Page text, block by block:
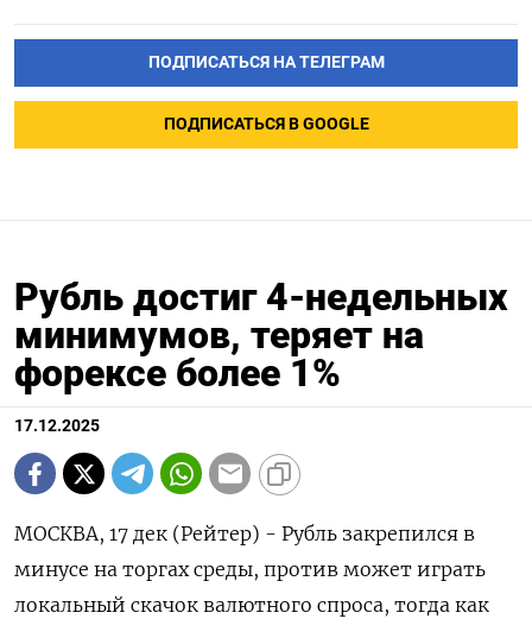
ПОДПИСАТЬСЯ НА ТЕЛЕГРАМ
ПОДПИСАТЬСЯ В GOOGLE
Рубль достиг 4-недельных
минимумов, теряет на
форексе более 1%
17.12.2025
МОСКВА, 17 дек (Рейтер) - Рубль закрепился в
минусе на торгах среды, против может играть
локальный скачок валютного спроса, тогда как